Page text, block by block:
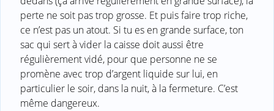
perte ne soit pas trop grosse. Et puis faire trop riche,
ce n’est pas un atout. Si tu es en grande surface, ton
sac qui sert à vider la caisse doit aussi être
régulièrement vidé, pour que personne ne se
promène avec trop d’argent liquide sur lui, en
particulier le soir, dans la nuit, à la fermeture. C’est
même dangereux.